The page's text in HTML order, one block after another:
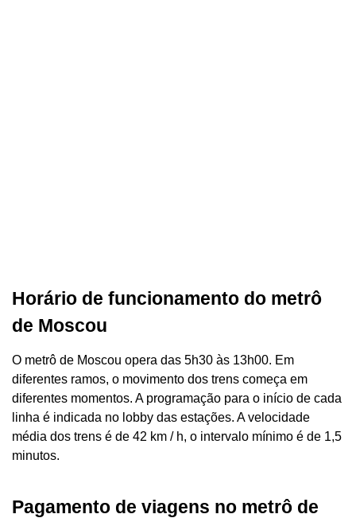
Horário de funcionamento do metrô
de Moscou
O metrô de Moscou opera das 5h30 às 13h00. Em
diferentes ramos, o movimento dos trens começa em
diferentes momentos. A programação para o início de cada
linha é indicada no lobby das estações. A velocidade
média dos trens é de 42 km / h, o intervalo mínimo é de 1,5
minutos.
Pagamento de viagens no metrô de